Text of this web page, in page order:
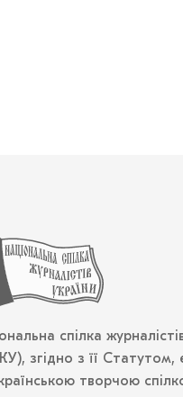
спілка
згідно з її Статутом,
творчою